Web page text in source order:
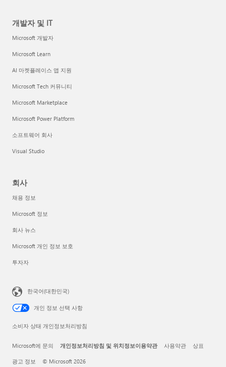
개발자 및 IT
Microsoft 개발자
Microsoft Learn
AI 마켓플레이스 앱 지원
Microsoft Tech 커뮤니티
Microsoft Marketplace
Microsoft Power Platform
소프트웨어 회사
Visual Studio
회사
채용 정보
Microsoft 정보
회사 뉴스
Microsoft 개인 정보 보호
투자자
한국어(대한민국)
개인 정보 선택 사항
소비자 상태 개인정보처리방침
Microsoft에 문의 개인정보처리방침 및 위치정보이용약관 사용약관 상표
광고 정보 © Microsoft 2026